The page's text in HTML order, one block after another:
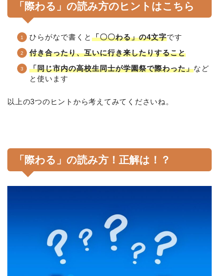
「際わる」の読み方のヒントはこちら
ひらがなで書くと 「〇〇わる」の4文字です
付き合ったり、互いに行き来したりすること
「同じ市内の高校生同士が学園祭で際わった」など
と使います
以上の3つのヒントから考えてみてくださいね。
「際わる」の読み方！正解は！？